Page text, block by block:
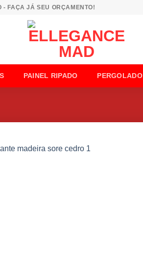
- FAÇA JÁ SEU ORÇAMENTO!
PAINEL RIPADO PERGOLADO